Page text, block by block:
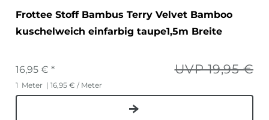
Frottee Stoff Bambus Terry Velvet Bamboo
kuschelweich einfarbig taupe1,5m Breite
UVP 19,95 €
16,95 € *
1 Meter | 16,95 € / Meter